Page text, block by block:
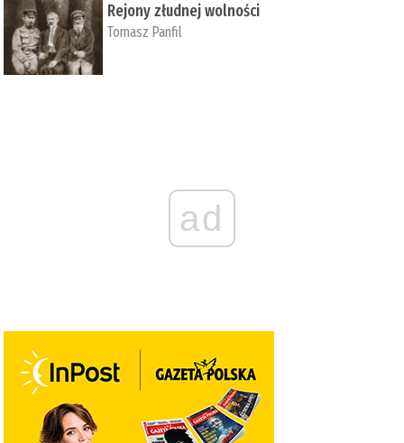
Rejony złudnej wolności
Tomasz Panfil
ad